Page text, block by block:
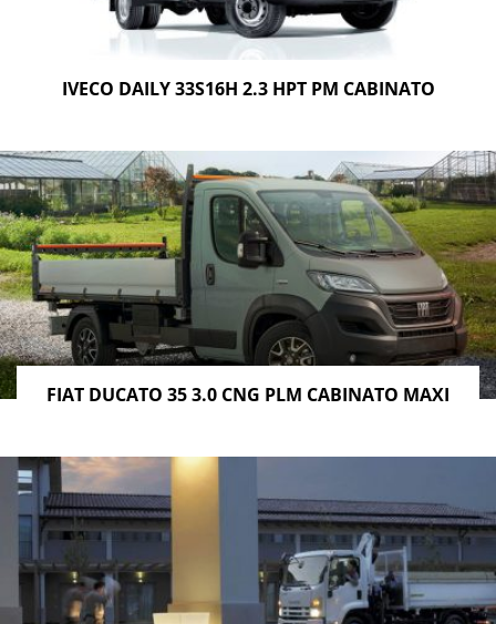
IVECO DAILY 33S16H 2.3 HPT PM CABINATO
FIAT DUCATO 35 3.0 CNG PLM CABINATO MAXI